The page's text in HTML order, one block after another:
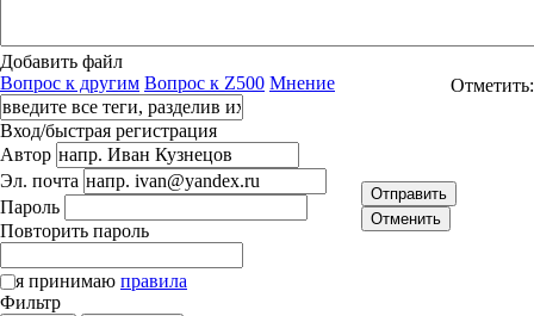
Добавить файл
Вопрос к другим Вопрос к Z500 Мнение Отметить:
Вход/быстрая регистрация
Автор
Эл. почта
Пароль
Повторить пароль
я принимаю правила
Отправить
Отменить
Фильтр